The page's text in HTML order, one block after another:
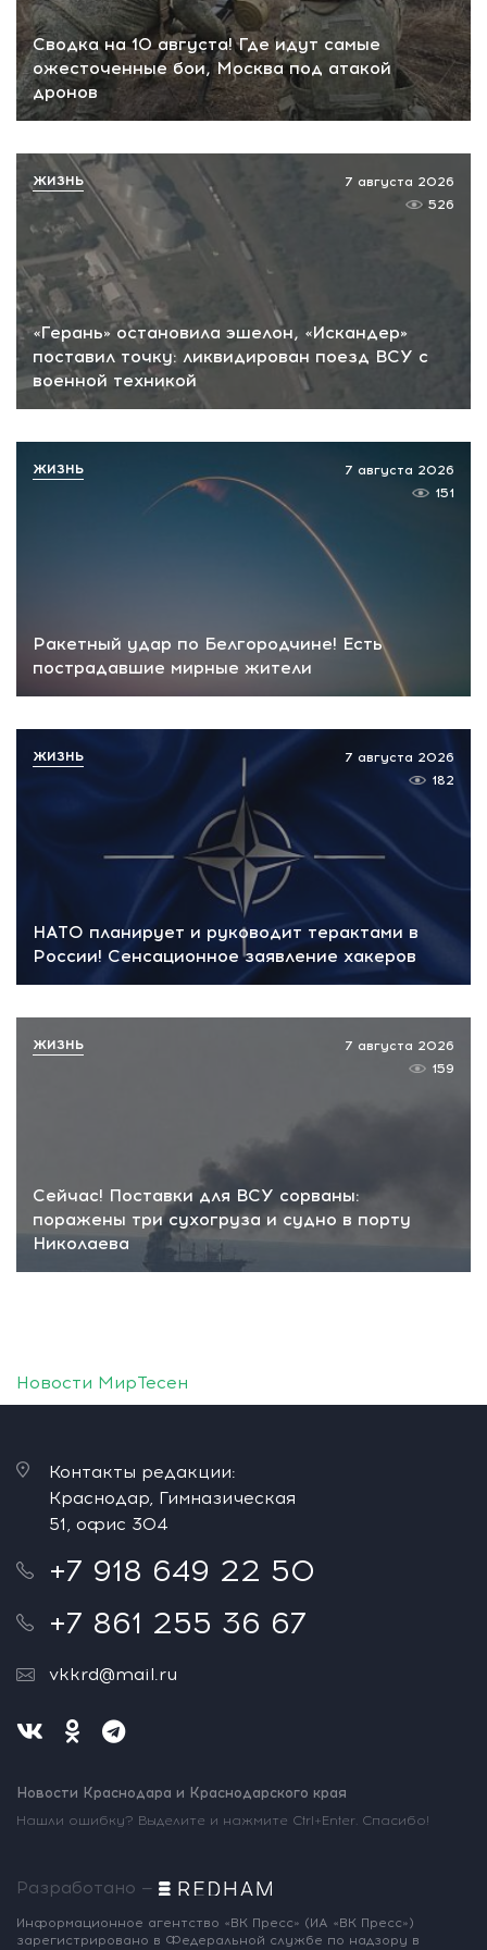
Сводка на 10 августа! Где идут самые
ожесточенные бои, Москва под атакой
дронов
«Герань» остановила эшелон, «Искандер»
поставил точку: ликвидирован поезд ВСУ с
военной техникой
7 августа 2026
526
ЖИЗНЬ
Ракетный удар по Белгородчине! Есть
пострадавшие мирные жители
7 августа 2026
151
ЖИЗНЬ
НАТО планирует и руководит терактами в
России! Сенсационное заявление хакеров
7 августа 2026
182
ЖИЗНЬ
Сейчас! Поставки для ВСУ сорваны:
поражены три сухогруза и судно в порту
Николаева
7 августа 2026
159
ЖИЗНЬ
Новости МирТесен
Контакты редакции:
Краснодар, Гимназическая
51, офис 304
+7 918 649 22 50
+7 861 255 36 67
vkkrd@mail.ru
Новости Краснодара и Краснодарского края
Нашли ошибку? Выделите и нажмите Ctrl+Enter. Спасибо!
Разработано —
Информационное агентство «ВК Пресс» (ИА «ВК Пресс»)
зарегистрировано в Федеральной службе по надзору в